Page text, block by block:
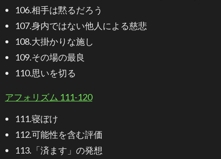
106.相手は黙るだろう
107.身内ではない他人による慈悲
108.大掛かりな施し
109.その場の最良
110.思いを切る
アフォリズム 111-120
111.寝ぼけ
112.可能性を含む評価
113.「済ます」の発想